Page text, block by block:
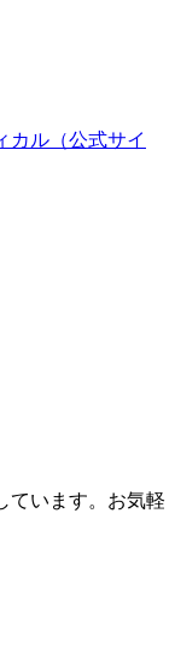
カル（公式サイ
ています。お気軽